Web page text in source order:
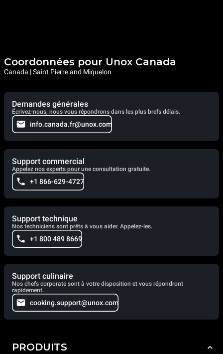
Coordonnées pour Unox Canada
Canada | Saint Pierre and Miquelon
Demandes générales
Écrivez-nous, nous vous répondrons dans les plus brefs délais.
info.canada.fr@unox.com
Support commercial
Appelez nos experts pour une consultation gratuite.
+1 866-629-4727
Support technique
Nos techniciens sont prêts à vous aider. Appelez-les.
+1 800 489 8669
Support culinaire
Nos chefs corporate sont à votre disposition et vous répondront
rapidement.
cooking.support@unox.com
PRODUITS